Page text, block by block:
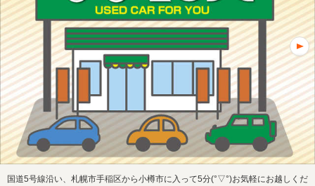
国道5号線沿い、札幌市手稲区から小樽市に入って5分(°▽°)お気軽にお越しくだ